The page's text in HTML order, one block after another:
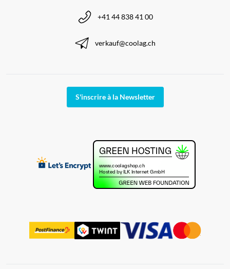
+41 44 838 41 00
verkauf@coolag.ch
S'inscrire à la Newsletter